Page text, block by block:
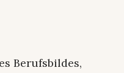
Berufsbildes,